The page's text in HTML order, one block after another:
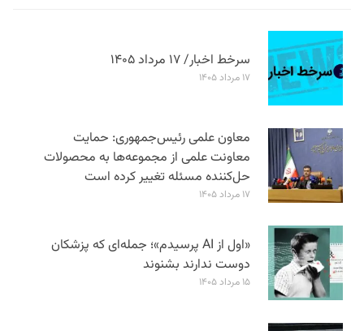
سرخط اخبار/ ۱۷ مرداد ۱۴۰۵
۱۷ مرداد ۱۴۰۵
معاون علمی رئیس‌جمهوری: حمایت
معاونت علمی از مجموعه‌ها به محصولات
حل‌کننده مسئله تغییر کرده است
۱۷ مرداد ۱۴۰۵
«اول از AI پرسیدم»؛ جمله‌ای که پزشکان
دوست ندارند بشنوند
۱۵ مرداد ۱۴۰۵